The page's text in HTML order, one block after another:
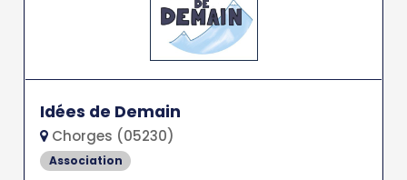
Idées de Demain
Chorges (05230)
Association